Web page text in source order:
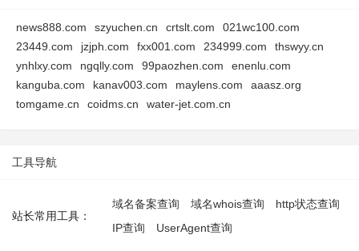
news888.com szyuchen.cn crtslt.com
021wc100.com
23449.com
jzjph.com fxx001.com 234999.com
thswyy.cn
ynhlxy.com
ngqlly.com 99paozhen.com
enenlu.com
kanguba.com
kanav003.com maylens.com
aaasz.org
tomgame.cn
coidms.cn water-jet.com.cn
工具导航
站长常用工具：
域名备案查询 域名whois查询
http状态查询
IP查询
UserAgent查询